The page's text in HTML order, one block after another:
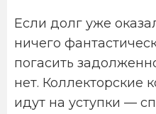
Если долг уже
ничего
погасить
нет. Коллекторские
идут на уступки —